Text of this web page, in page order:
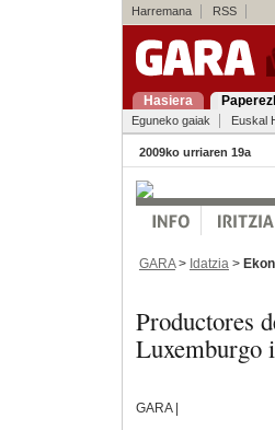
Harremana RSS
Hasiera
Eguneko gaiak Euskal
2009ko urriaren 19a
GARA> Idatzia >
Productores
GARA |